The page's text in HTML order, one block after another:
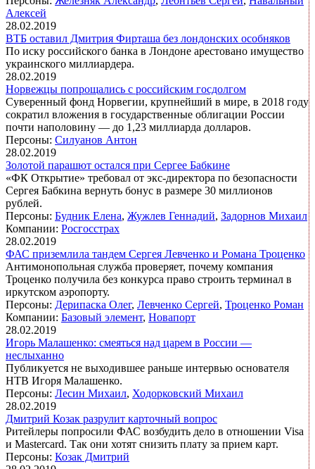
Алексей
28.02.2019
ВТБ оставил Дмитрия Фирташа без лондонских особняков
По иску российского банка в Лондоне арестовано имущество
украинского миллиардера.
28.02.2019
Норвежцы попрощались с российским госдолгом
Суверенный фонд Норвегии, крупнейший в мире, в 2018 году
сократил вложения в государственные облигации России
почти наполовину — до 1,23 миллиарда долларов.
Персоны: Силуанов Антон
28.02.2019
Золотой парашют остался при Сергее Бабкине
«ФК Открытие» требовал от экс-директора по безопасности
Сергея Бабкина вернуть бонус в размере 30 миллионов
рублей.
Персоны: Будник Елена, Жужлев Геннадий, Задорнов Михаил
Компании: Росгосстрах
28.02.2019
ФАС приземлила тандем Сергея Левченко и Романа Троценко
Антимонопольная служба проверяет, почему компания
Троценко получила без конкурса право строить терминал в
иркутском аэропорту.
Персоны: Дерипаска Олег, Левченко Сергей, Троценко Роман
Компании: Базовый элемент, Новапорт
28.02.2019
Игорь Малашенко: смеяться над царем в России —
неслыханно
Публикуется не выходившее раньше интервью основателя
НТВ Игоря Малашенко.
Персоны: Лесин Михаил, Ходорковский Михаил
28.02.2019
Дмитрий Козак разрулит карточный вопрос
Ритейлеры попросили ФАС возбудить дело в отношении Visa
и Mastercard. Так они хотят снизить плату за прием карт.
Персоны: Козак Дмитрий